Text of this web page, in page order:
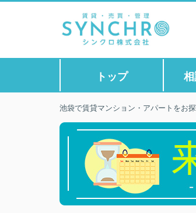
トップ
池袋で賃貸マンション・アパートをお